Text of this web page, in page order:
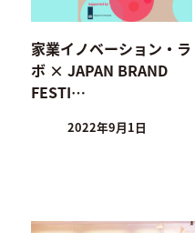
家業イノベーション・ラ
ボ × JAPAN BRAND
FESTI…
2022年9月1日